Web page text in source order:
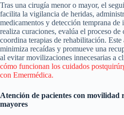
Tras una cirugía menor o mayor, el
facilita la vigilancia de heridas,
medicamentos y detección temprana
realiza curaciones, evalúa el proceso
coordina terapias de rehabilitación. Este
minimiza recaídas y promueve una
al evitar movilizaciones innecesarias a
cómo funcionan los cuidados
con Emermédica.
Atención de pacientes con movilidad
mayores